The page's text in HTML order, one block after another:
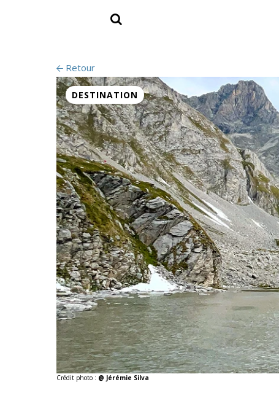
Retour
Crédit photo : @ Jérémie Silva
DESTINATION